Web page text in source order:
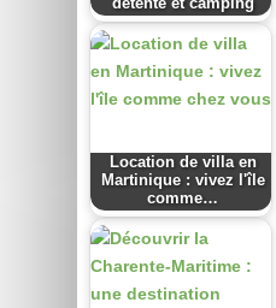
détente et camping
Location de villa en
Martinique : vivez l'île
comme…